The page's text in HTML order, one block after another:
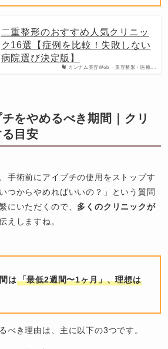
カンナム美容Web - 美容整形・医療...
二重整形のおすすめ人気クリニッ
ク16選【症例を比較！失敗しない
病院選び決定版】
をやめるべき期間｜クリ
目安
手術前にアイプチの使用をストップす
つからやめればいいの？」という質問
にいただくので、 多くのクリニックが
えしますね。
は「最低2週間〜1ヶ月」、理想は
べき理由は、主に以下の3つです。